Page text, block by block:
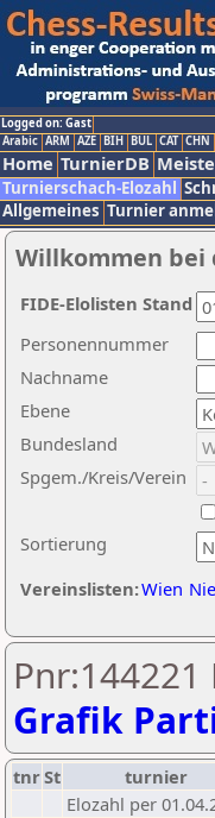
Logged on: Gast
Arabic ARM AZE BIH BUL CAT CHN
Home TurnierDB
Turnierschach-Elozahl
Allgemeines Turnier
Willkommen bei
Nachname
Ebene
Sortierung
Personennummer
Bundesland
Spgem./Kreis/Verein
Vereinslisten:Wien
FIDE-Elolisten Stand
Grafik
tnrSt turnier
Elozahl per